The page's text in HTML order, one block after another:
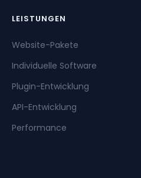
LEISTUNGEN
Website-Pakete
Individuelle Software
Plugin-Entwicklung
API-Entwicklung
Performance